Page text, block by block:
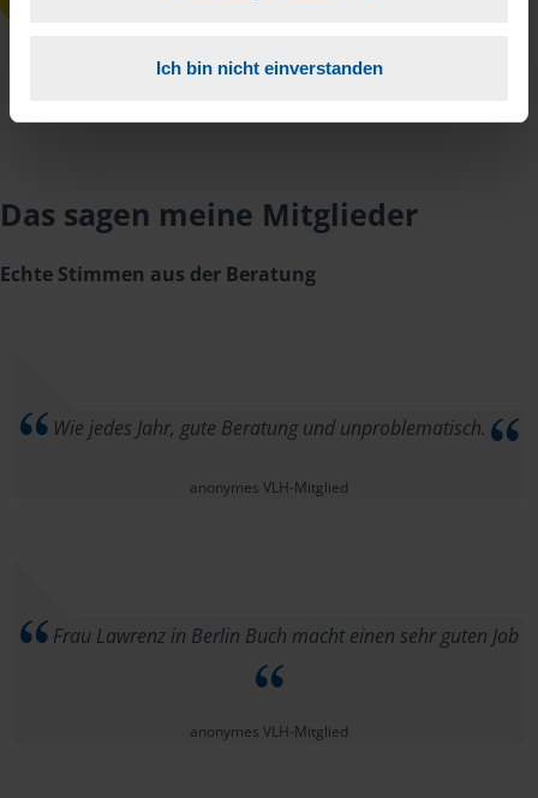
Ich bin nicht einverstanden
Das sagen meine Mitglieder
Echte Stimmen aus der Beratung
Wie jedes Jahr, gute Beratung und unproblematisch.
anonymes VLH-Mitglied
Frau Lawrenz in Berlin Buch macht einen sehr guten Job
anonymes VLH-Mitglied